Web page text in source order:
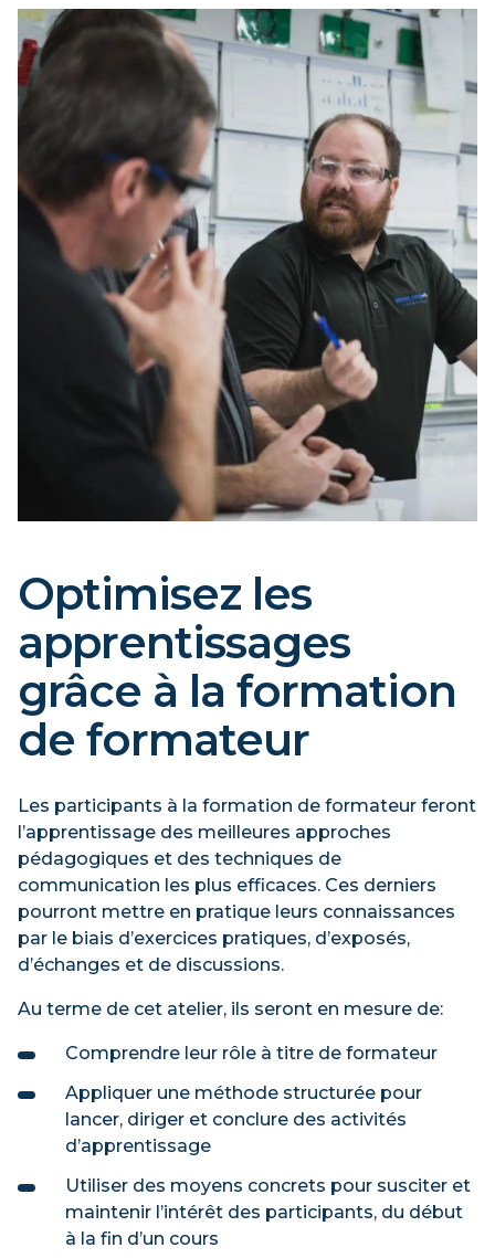
Optimisez les
apprentissages
grâce à la formation
de formateur
Les participants à la formation de formateur feront
l’apprentissage des meilleures approches
pédagogiques et des techniques de
communication les plus efficaces. Ces derniers
pourront mettre en pratique leurs connaissances
par le biais d’exercices pratiques, d’exposés,
d’échanges et de discussions.
Au terme de cet atelier, ils seront en mesure de:
Comprendre leur rôle à titre de formateur
Appliquer une méthode structurée pour
lancer, diriger et conclure des activités
d’apprentissage
Utiliser des moyens concrets pour susciter et
maintenir l’intérêt des participants, du début
à la fin d’un cours